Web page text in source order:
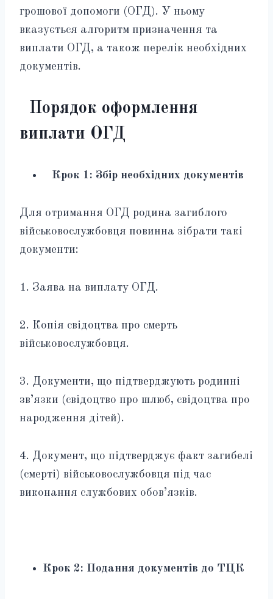
грошової допомоги (ОГД). У ньому
вказується алгоритм призначення та
виплати ОГД, а також перелік необхідних
документів.
Порядок оформлення
виплати ОГД
Крок 1: Збір необхідних документів
Для отримання ОГД родина загиблого
військовослужбовця повинна зібрати такі
документи:
1. Заява на виплату ОГД.
2. Копія свідоцтва про смерть
військовослужбовця.
3. Документи, що підтверджують родинні
зв’язки (свідоцтво про шлюб, свідоцтва про
народження дітей).
4. Документ, що підтверджує факт загибелі
(смерті) військовослужбовця під час
виконання службових обов’язків.
Крок 2: Подання документів до ТЦК